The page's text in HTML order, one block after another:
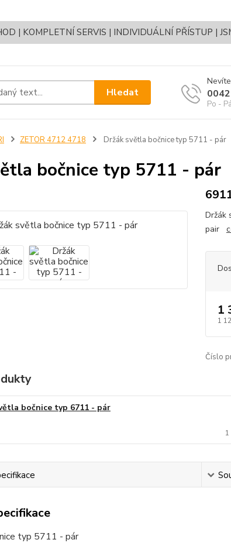
| KOMPLETNÍ SERVIS | INDIVIDUÁLNÍ PŘÍSTUP |
Hledat
Po -
ZETOR 4712 4718 Držák světla bočnice typ 5711 - pár
bočnice typ 5711 - pár
Držák
pair
1
1
Číslo
bočnice typ 6711 - pár
typ 5711 - pár